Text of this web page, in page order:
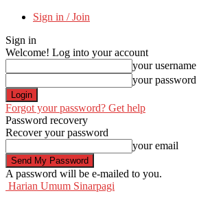
Sign in / Join
Sign in
Welcome! Log into your account
your username
your password
Forgot your password? Get help
Password recovery
Recover your password
your email
A password will be e-mailed to you.
Harian Umum Sinarpagi